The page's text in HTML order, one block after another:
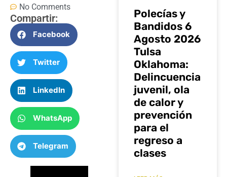
No Comments
Compartir:
Facebook
Twitter
LinkedIn
WhatsApp
Telegram
Polecías y
Bandidos 6
Agosto 2026
Tulsa
Oklahoma:
Delincuencia
juvenil, ola
de calor y
prevención
para el
regreso a
clases